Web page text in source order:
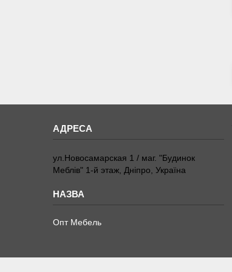
ул.Новосамарская 1 / маг. "Будинок
Меблiв" 1-й этаж, Дніпро, Україна
Опт Мебель